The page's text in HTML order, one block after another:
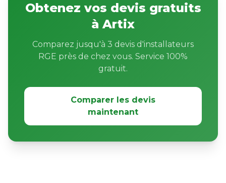
Obtenez vos devis gratuits
à Artix
Comparez jusqu'à 3 devis d'installateurs
RGE près de chez vous. Service 100%
gratuit.
Comparer les devis
maintenant